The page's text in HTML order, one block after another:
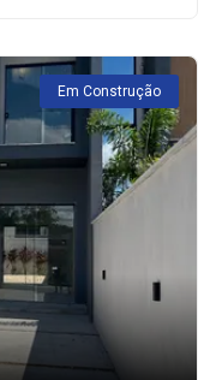
Em Construção